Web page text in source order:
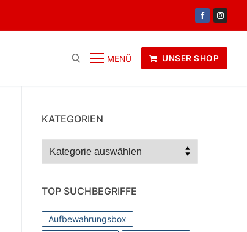
MENÜ UNSER SHOP
KATEGORIEN
Kategorien
TOP SUCHBEGRIFFE
Aufbewahrungsbox